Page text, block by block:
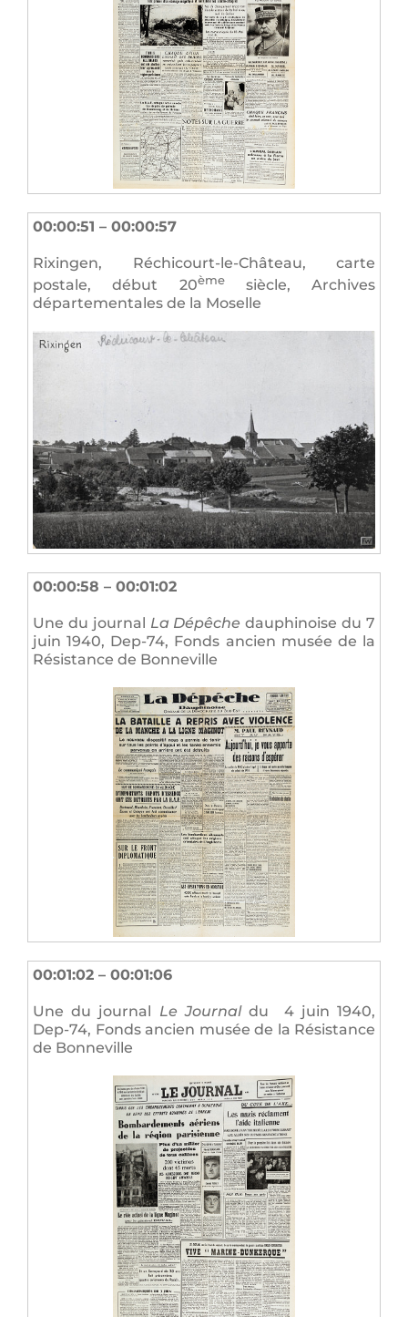
00:00:51 – 00:00:57
Rixingen, Réchicourt-le-Château, carte
postale, début 20èmesiècle, Archives
départementales de la Moselle
00:00:58 – 00:01:02
Une du journal La Dépêchedauphinoise du 7
juin 1940, Dep-74, Fonds ancien musée de la
Résistance de Bonneville
00:01:02 – 00:01:06
Une du journal Le Journaldu 4 juin 1940,
Dep-74, Fonds ancien musée de la Résistance
de Bonneville